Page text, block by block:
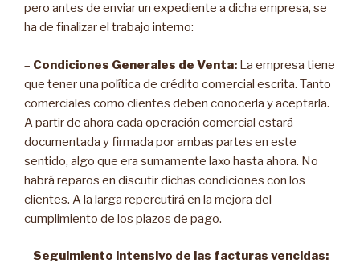
pero antes de enviar un expediente a dicha empresa, se
ha de finalizar el trabajo interno:
– Condiciones Generales de Venta: La empresa tiene
que tener una política de crédito comercial escrita. Tanto
comerciales como clientes deben conocerla y aceptarla.
A partir de ahora cada operación comercial estará
documentada y firmada por ambas partes en este
sentido, algo que era sumamente laxo hasta ahora. No
habrá reparos en discutir dichas condiciones con los
clientes. A la larga repercutirá en la mejora del
cumplimiento de los plazos de pago.
– Seguimiento intensivo de las facturas vencidas: